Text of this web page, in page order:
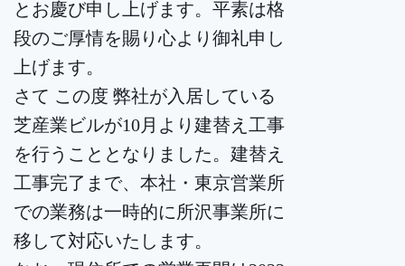
とお慶び申し上げます。平素は格
段のご厚情を賜り心より御礼申し
上げます。
さて この度 弊社が入居している
芝産業ビルが10月より建替え工事
を行うこととなりました。建替え
工事完了まで、本社・東京営業所
での業務は一時的に所沢事業所に
移して対応いたします。